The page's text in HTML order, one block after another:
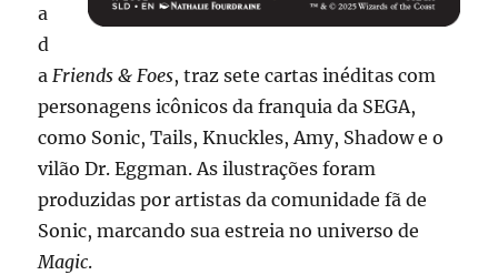
a
d
aFriends & Foes, traz sete cartas inéditas com
personagens icônicos da franquia da SEGA,
como Sonic, Tails, Knuckles, Amy, Shadow e o
vilão Dr. Eggman. As ilustrações foram
produzidas por artistas da comunidade fã de
Sonic, marcando sua estreia no universo de
Magic.